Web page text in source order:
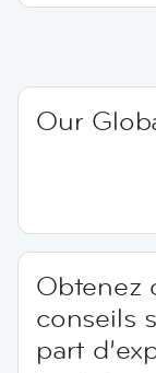
Our
Obtenez
conseils
part